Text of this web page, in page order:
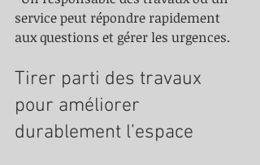
service peut répondre rapidement
aux questions et gérer les urgences.
Tirer parti des travaux
pour améliorer
durablement l’espace